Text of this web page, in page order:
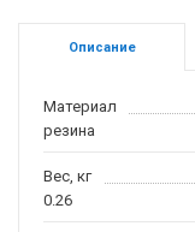
Описание
Материал
резина
Вес, кг
0.26